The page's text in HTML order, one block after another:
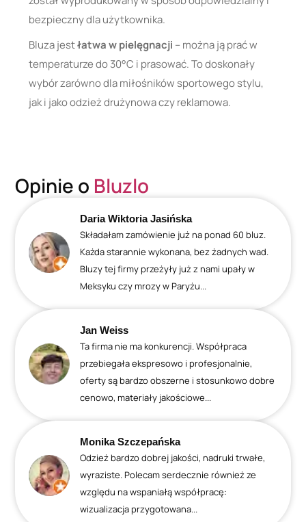
bezpieczny dla użytkownika.
Bluza jestłatwa w pielęgnacji – można ją prać w
temperaturze do 30°C i prasować. To doskonały
wybór zarówno dla miłośników sportowego stylu,
jak i jako odzież drużynowa czy reklamowa.
Opinie o Bluzlo
Daria Wiktoria Jasińska
Składałam zamówienie już na ponad 60 bluz.
Każda starannie wykonana, bez żadnych wad.
Bluzy tej firmy przeżyły już z nami upały w
Meksyku czy mrozy w Paryżu...
Jan Weiss
Ta firma nie ma konkurencji. Współpraca
przebiegała ekspresowo i profesjonalnie,
oferty są bardzo obszerne i stosunkowo dobre
cenowo, materiały jakościowe...
Monika Szczepańska
Odzież bardzo dobrej jakości, nadruki trwałe,
wyraziste. Polecam serdecznie również ze
względu na wspaniałą współpracę:
wizualizacja przygotowana...